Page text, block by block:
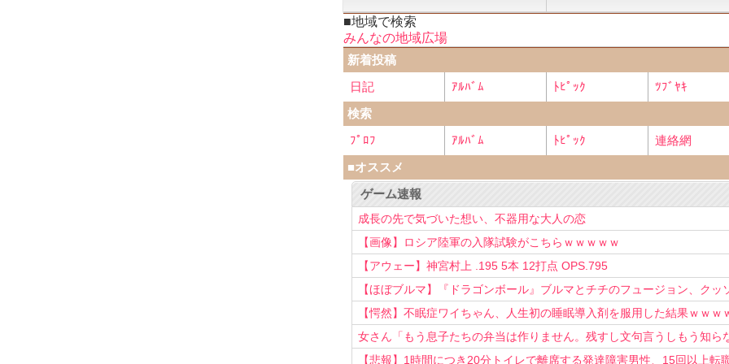
■地域で検索
みんなの地域広場
新着投稿
日記
ｱﾙﾊﾞﾑ ﾄﾋﾟｯｸ
ﾂﾌﾞﾔｷ
検索
ﾌﾟﾛﾌ
ｱﾙﾊﾞﾑ ﾄﾋﾟｯｸ
連絡網
■オススメ
ゲーム速報
成長の先で気づいた想い、不器用な大人の恋
【画像】ロシア陸軍の入隊試験がこちらｗｗｗｗｗ
【アウェー】神宮村上 .195 5本 12打点 OPS.795
【ほぼブルマ】『ドラゴンボール』ブルマとチチのフュージョン、クッ
可愛すぎるwwwwwww
【愕然】不眠症ワイちゃん、人生初の睡眠導入剤を服用した結果ｗｗｗ
女さん「もう息子たちの弁当は作りません。残すし文句言うしもう知ら
い！」
【悲報】1時間につき20分トイレで離席する発達障害男性、15回以上転